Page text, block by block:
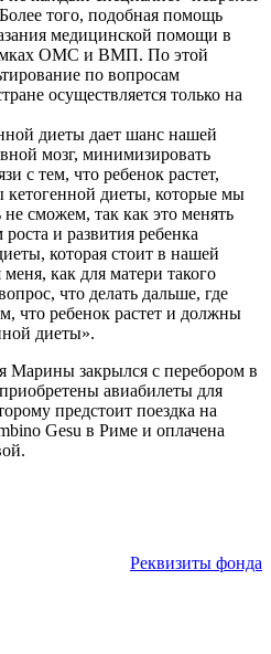
того, подобная помощь
медицинской помощи в
ОМС и ВМП. По этой
по вопросам
осуществляется только на
диеты дает шанс нашей
мозг, минимизировать
с тем, что ребенок растет,
кетогенной диеты, которые мы
сможем, так как это менять
и развития ребенка
которая стоит в нашей
как для матери такого
что делать дальше, где
что ребенок растет и должны
диеты».
Марины закрылся с перебором в
авиабилеты для
предстоит поездка на
Gesu в Риме и оплачена
Реквизиты фонда